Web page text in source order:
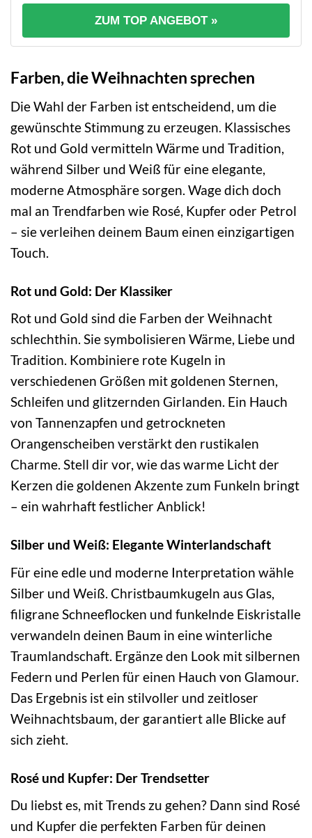
ZUM TOP ANGEBOT »
Farben, die Weihnachten sprechen
Die Wahl der Farben ist entscheidend, um die
gewünschte Stimmung zu erzeugen. Klassisches
Rot und Gold vermitteln Wärme und Tradition,
während Silber und Weiß für eine elegante,
moderne Atmosphäre sorgen. Wage dich doch
mal an Trendfarben wie Rosé, Kupfer oder Petrol
– sie verleihen deinem Baum einen einzigartigen
Touch.
Rot und Gold: Der Klassiker
Rot und Gold sind die Farben der Weihnacht
schlechthin. Sie symbolisieren Wärme, Liebe und
Tradition. Kombiniere rote Kugeln in
verschiedenen Größen mit goldenen Sternen,
Schleifen und glitzernden Girlanden. Ein Hauch
von Tannenzapfen und getrockneten
Orangenscheiben verstärkt den rustikalen
Charme. Stell dir vor, wie das warme Licht der
Kerzen die goldenen Akzente zum Funkeln bringt
– ein wahrhaft festlicher Anblick!
Silber und Weiß: Elegante Winterlandschaft
Für eine edle und moderne Interpretation wähle
Silber und Weiß. Christbaumkugeln aus Glas,
filigrane Schneeflocken und funkelnde Eiskristalle
verwandeln deinen Baum in eine winterliche
Traumlandschaft. Ergänze den Look mit silbernen
Federn und Perlen für einen Hauch von Glamour.
Das Ergebnis ist ein stilvoller und zeitloser
Weihnachtsbaum, der garantiert alle Blicke auf
sich zieht.
Rosé und Kupfer: Der Trendsetter
Du liebst es, mit Trends zu gehen? Dann sind Rosé
und Kupfer die perfekten Farben für deinen